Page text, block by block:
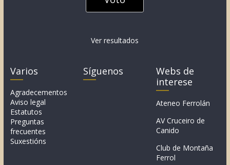
Ver resultados
Varios
Agradecementos
Aviso legal
Estatutos
Preguntas
frecuentes
Suxestións
Síguenos
Webs de
interese
Ateneo Ferrolán
AV Cruceiro de
Canido
Club de Montaña
Ferrol